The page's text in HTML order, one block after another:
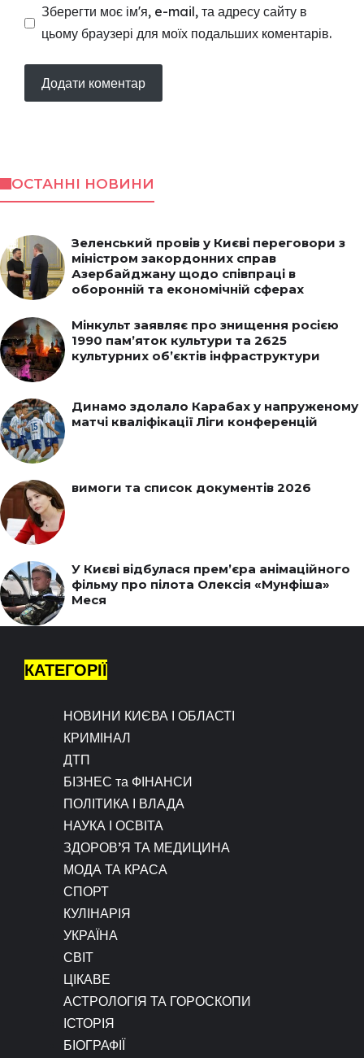
Зберегти моє ім'я, e-mail, та адресу сайту в
цьому браузері для моїх подальших коментарів.
ОСТАННІ НОВИНИ
Зеленський провів у Києві переговори з
міністром закордонних справ
Азербайджану щодо співпраці в
оборонній та економічній сферах
Мінкульт заявляє про знищення росією
1990 пам’яток культури та 2625
культурних об’єктів інфраструктури
Динамо здолало Карабах у напруженому
матчі кваліфікації Ліги конференцій
вимоги та список документів 2026
У Києві відбулася прем’єра анімаційного
фільму про пілота Олексія «Мунфіша»
Меся
КАТЕГОРІЇ
НОВИНИ КИЄВА І ОБЛАСТІ
КРИМІНАЛ
ДТП
БІЗНЕС та ФІНАНСИ
ПОЛІТИКА І ВЛАДА
НАУКА І ОСВІТА
ЗДОРОВ’Я ТА МЕДИЦИНА
МОДА ТА КРАСА
СПОРТ
КУЛІНАРІЯ
УКРАЇНА
СВІТ
ЦІКАВЕ
АСТРОЛОГІЯ ТА ГОРОСКОПИ
ІСТОРІЯ
БІОГРАФІЇ